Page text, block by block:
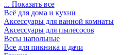
... Показать все
Всё для дома и кухни
Аксессуары для ванной комнаты
Аксессуары для пылесосов
Весы напольные
Все для пикника и дачи